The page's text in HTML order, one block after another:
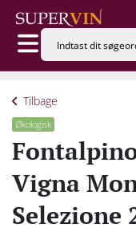
Tilbage
Økologisk
Vigna
Selezione